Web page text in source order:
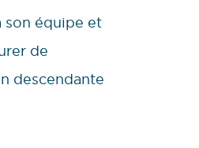
son équipe et
de
descendante